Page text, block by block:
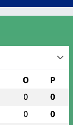
O P
0 0
0 0